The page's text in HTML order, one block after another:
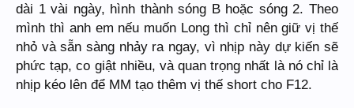
dài 1 vài ngày, hình thành sóng B hoặc sóng 2. Theo
mình thì anh em nếu muốn Long thì chỉ nên giữ vị thế
nhỏ và sẵn sàng nhảy ra ngay, vì nhịp này dự kiến sẽ
phức tạp, co giật nhiều, và quan trọng nhất là nó chỉ là
nhịp kéo lên để MM tạo thêm vị thế short cho F12.